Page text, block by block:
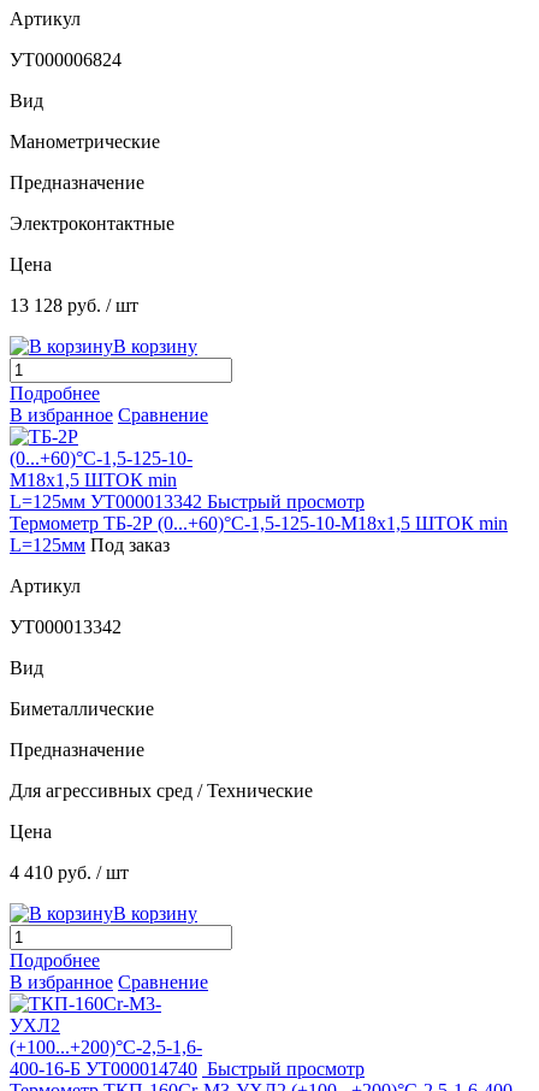
Артикул
УТ000006824
Вид
Манометрические
Предназначение
Электроконтактные
Цена
13 128 руб. / шт
В корзину
Подробнее
В избранное Сравнение
Быстрый просмотр
Термометр ТБ-2Р (0...+60)°С-1,5-125-10-М18х1,5 ШТОК min
L=125мм Под заказ
Артикул
УТ000013342
Вид
Биметаллические
Предназначение
Для агрессивных сред / Технические
Цена
4 410 руб. / шт
В корзину
Подробнее
В избранное Сравнение
Быстрый просмотр